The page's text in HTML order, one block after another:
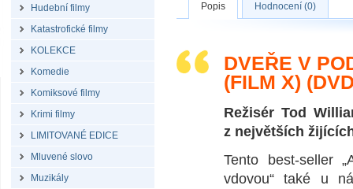
Hudební filmy
Katastrofické filmy
KOLEKCE
Komedie
Komiksové filmy
Krimi filmy
LIMITOVANÉ EDICE
Mluvené slovo
Muzikály
Popis Hodnocení (0)
DVEŘE V
(FILM X)
Režisér Tod
z největších
Tento best-seller
vdovou“ také u